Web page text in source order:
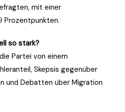
mit einer
Prozentpunkten.
so stark?
Partei von einem
Skepsis gegenüber
und Debatten über Migration